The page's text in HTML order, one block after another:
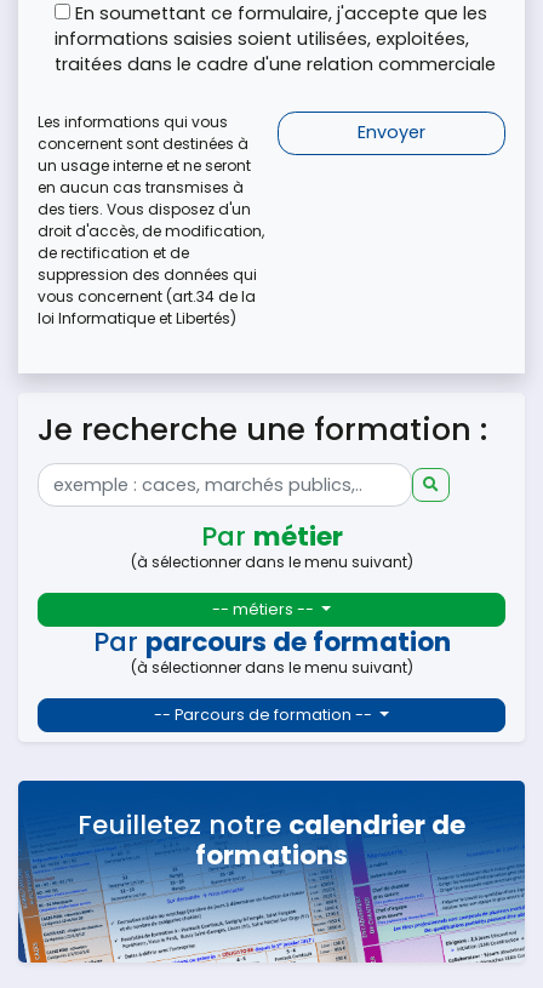
Je recherche une formation :
Par métier
(à sélectionner dans le menu suivant)
-- métiers --
Par parcours de formation
(à sélectionner dans le menu suivant)
-- Parcours de formation --
Feuilletez notre calendrier de
formations
En soumettant ce formulaire, j'accepte que les
informations saisies soient utilisées, exploitées,
traitées dans le cadre d'une relation commerciale
Les informations qui vous
concernent sont destinées à
un usage interne et ne seront
en aucun cas transmises à
des tiers. Vous disposez d'un
droit d'accès, de modification,
de rectification et de
suppression des données qui
vous concernent (art.34 de la
loi Informatique et Libertés)